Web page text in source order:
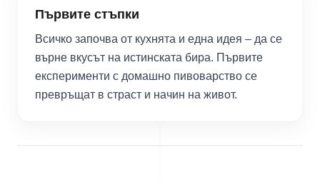
Първите стъпки
Всичко започва от кухнята и една идея – да се
върне вкусът на истинската бира. Първите
експерименти с домашно пивоварство се
превръщат в страст и начин на живот.